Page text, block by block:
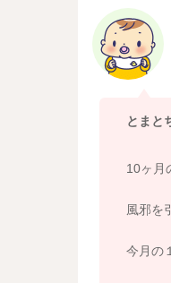
とまと
10ヶ月
風邪を
今月の